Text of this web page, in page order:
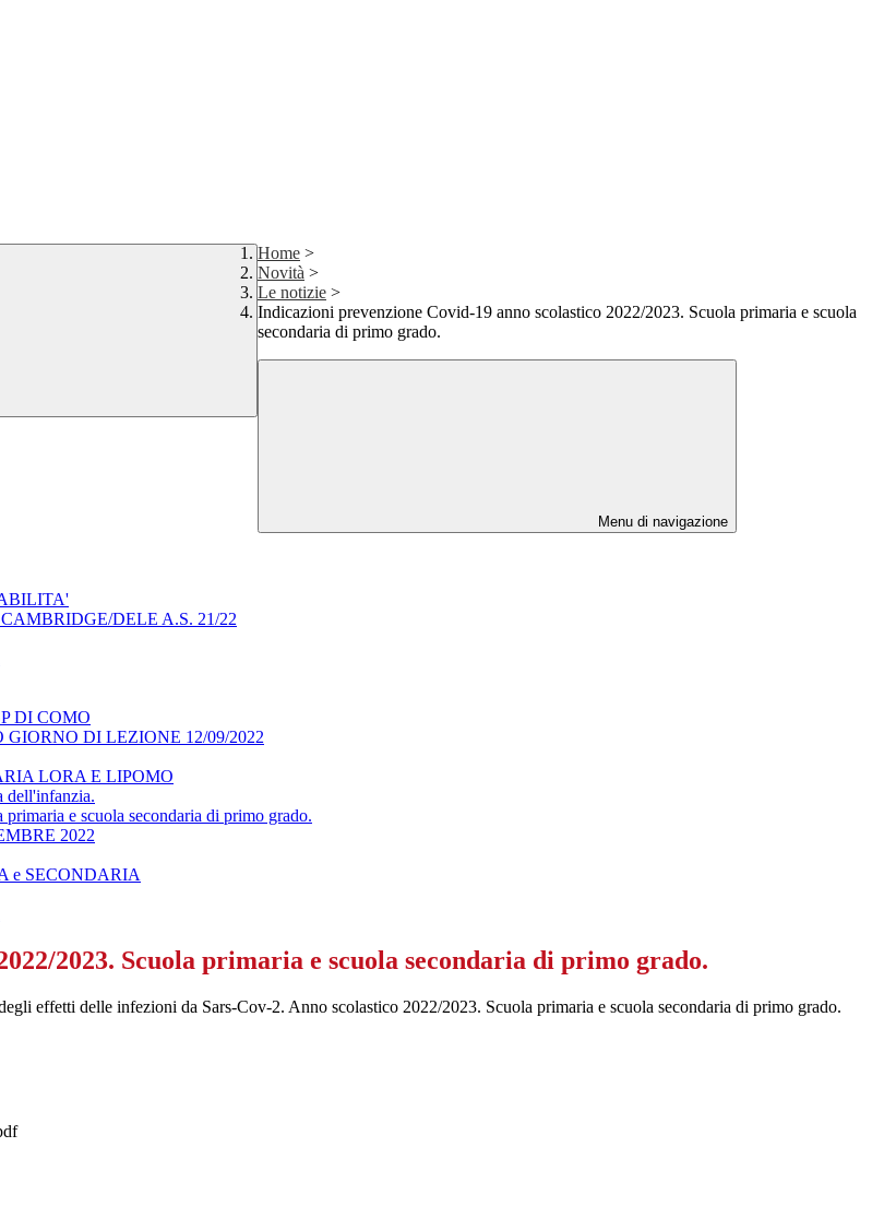
Home >
Novità >
Le notizie >
Indicazioni prevenzione Covid-19 anno scolastico 2022/2023. Scuola primaria e scuola
secondaria di primo grado.
Menu di navigazione
DELE A.S. 21/22
DI COMO
DI LEZIONE 12/09/2022
LORA E LIPOMO
dell'infanzia.
e scuola secondaria di primo grado.
2022
e SECONDARIA
2023. Scuola primaria e scuola secondaria di primo grado.
effetti delle infezioni da Sars-Cov-2. Anno scolastico 2022/2023. Scuola primaria e scuola secondaria di primo grado.